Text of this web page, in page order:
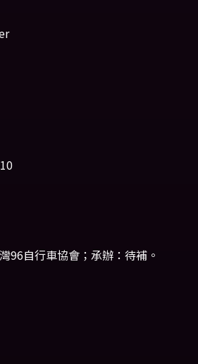
96自行車協會；承辦：待補。